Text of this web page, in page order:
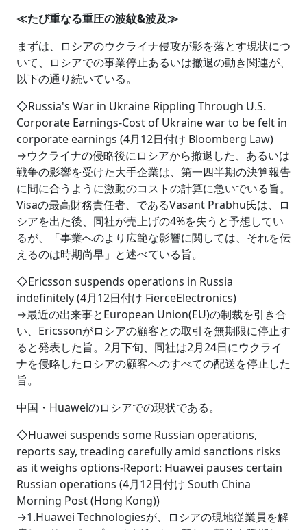
≪たび重なる重圧の波紋&波及≫
まずは、ロシアのウクライナ侵攻が影を落とす現状につ
いて、ロシアでの事業停止あるいは撤退の動き関連が、
以下の通り続いている。
◇Russia's War in Ukraine Rippling Through U.S.
Corporate Earnings-Cost of Ukraine war to be felt in
corporate earnings (4月12日付け Bloomberg Law)
→ウクライナの侵略後にロシアから撤退した、あるいは
戦争の影響を受けた大手企業は、第一四半期の決算報告
に間に合うように激動のコストの計算に急いでいる旨。
Visaの最高財務責任者、であるVasant Prabhu氏は、ロ
シアを出た後、同社が売上げの4%を失うと予想してい
るが、「事業へのより広範な影響に関しては、それを伝
えるのは時期尚早」と述べている旨。
◇Ericsson suspends operations in Russia
indefinitely (4月12日付け FierceElectronics)
→最近の出来事とEuropean Union(EU)の制裁を引き合
い、Ericssonがロシアの顧客との取引を無期限に停止す
ると発表した旨。2月下旬、同社は2月24日にウクライ
ナを侵略したロシアの顧客へのすべての配送を停止した
旨。
中国・Huaweiのロシアでの現状である。
◇Huawei suspends some Russian operations,
reports say, treading carefully amid sanctions risks
as it weighs options-Report: Huawei pauses certain
Russian operations (4月12日付け South China
Morning Post (Hong Kong))
→1.Huawei Technologiesが、ロシアの現地従業員を解